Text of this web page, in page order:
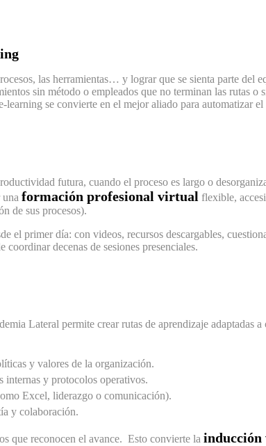
las herramientas… y lograr que se sienta parte del
sin método o empleados que no terminan las rutas
se convierte en el mejor aliado para automatizar
futura, cuando el proceso es largo o
formación profesional virtual flexible,
de sus procesos).
el primer día: con videos, recursos descargables,
decenas de sesiones presenciales.
Lateral permite crear rutas de aprendizaje adaptadas a
y valores de la organización.
internas y protocolos operativos.
Excel, liderazgo o comunicación).
y colaboración.
que reconocen el avance. Esto convierte la